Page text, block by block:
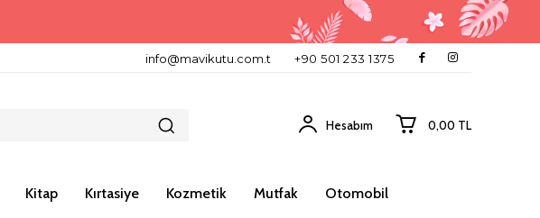
info@mavikutu.com.t +90 501 233 1375
Hesabım 0,00 TL
Kitap Kırtasiye Kozmetik Mutfak Otomobil